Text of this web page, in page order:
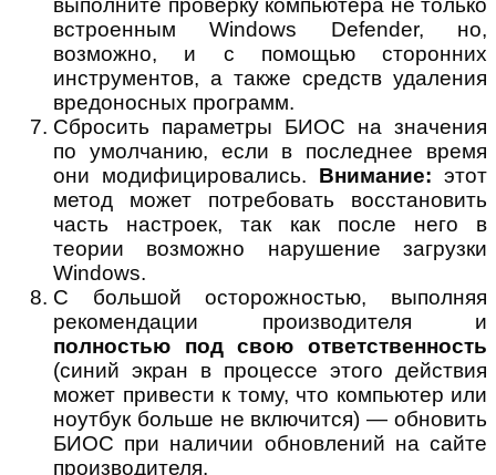
выполните проверку компьютера не только
встроенным Windows Defender, но,
возможно, и с помощью сторонних
инструментов, а также средств удаления
вредоносных программ.
Сбросить параметры БИОС на значения
по умолчанию, если в последнее время
они модифицировались. Внимание: этот
метод может потребовать восстановить
часть настроек, так как после него в
теории возможно нарушение загрузки
Windows.
С большой осторожностью, выполняя
рекомендации производителя и
полностью под свою ответственность
(синий экран в процессе этого действия
может привести к тому, что компьютер или
ноутбук больше не включится) — обновить
БИОС при наличии обновлений на сайте
производителя.